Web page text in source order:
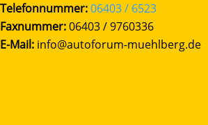
Telefonnummer:06403 / 6523
Faxnummer:06403 / 9760336
E-Mail: info@autoforum-muehlberg.de